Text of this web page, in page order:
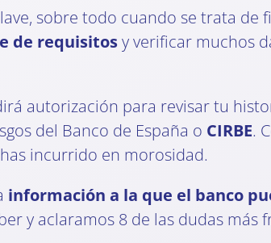
sobre todo cuando se trata de
de requisitosy verificar muchos
autorización para revisar tu
del Banco de España o CIRBE.
incurrido en morosidad.
información a la que el banco
y aclaramos 8 de las dudas más